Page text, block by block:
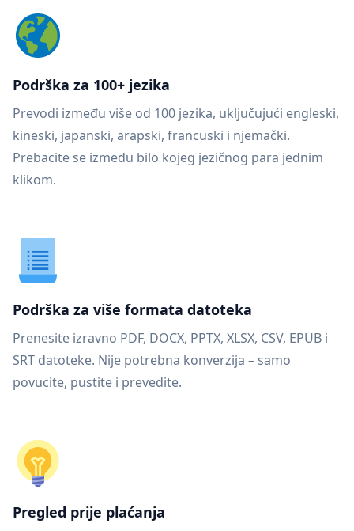
Podrška za 100+ jezika
Prevodi između više od 100 jezika, uključujući engleski,
kineski, japanski, arapski, francuski i njemački.
Prebacite se između bilo kojeg jezičnog para jednim
klikom.
Podrška za više formata datoteka
Prenesite izravno PDF, DOCX, PPTX, XLSX, CSV, EPUB i
SRT datoteke. Nije potrebna konverzija – samo
povucite, pustite i prevedite.
Pregled prije plaćanja